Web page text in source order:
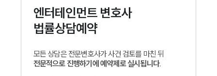
엔터테인먼트변호사
법률상담예약
모든 상담은 전문변호사가 사건 검토를 마친 뒤
전문적으로 진행하기에 예약제로 실시됩니다.